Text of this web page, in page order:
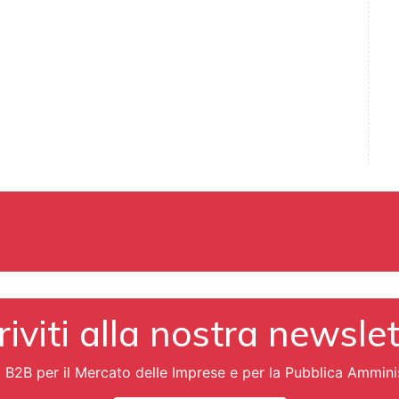
alla nostra
B2B per il Mercato delle Imprese e per la Pubblica